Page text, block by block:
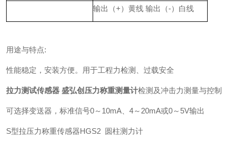
输出（+）黄线 输出（-）白线
用途与特点:
性能稳定，安装方便。用于工程力检测、过载安全
拉力测试传感器 盛弘创压力称重测量计检测及冲击力测量与控制
可选择变送器，标准信号0～10mA、4～20mA或0～5V输出
S型拉压力称重传感器HGS2 圆柱测力计